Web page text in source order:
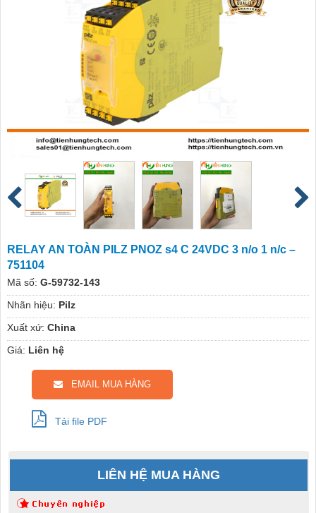
RELAY AN TOÀN PILZ PNOZ s4 C 24VDC 3 n/o 1 n/c –
751104
Mã số: G-59732-143
Nhãn hiệu: Pilz
Xuất xứ: China
Giá: Liên hệ
EMAIL MUA HÀNG
Tải file PDF
LIÊN HỆ MUA HÀNG